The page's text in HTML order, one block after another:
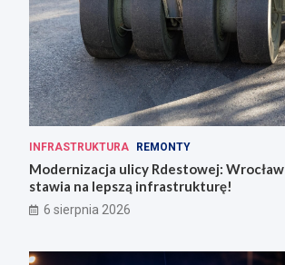
INFRASTRUKTURA REMONTY
Modernizacja ulicy Rdestowej: Wrocław
stawia na lepszą infrastrukturę!
6 sierpnia 2026